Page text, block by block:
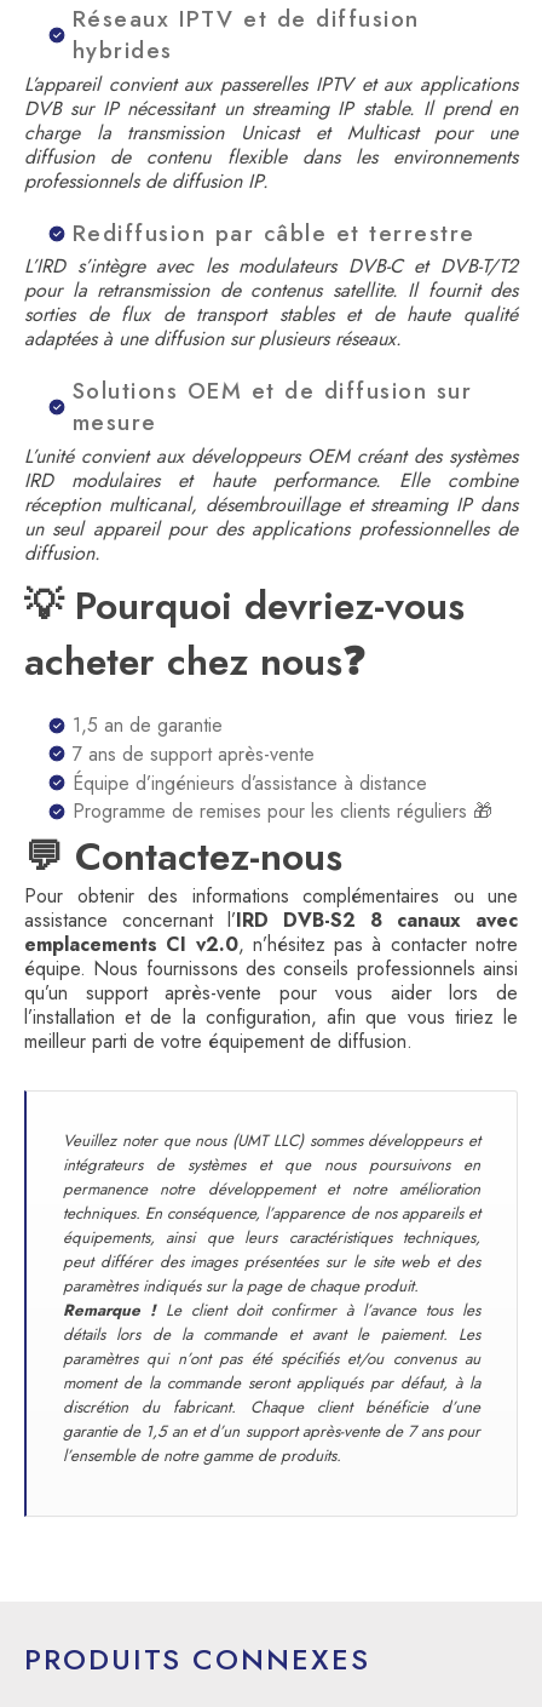
Réseaux IPTV et de diffusion
hybrides
L’appareil convient aux passerelles IPTV et aux applications
DVB sur IP nécessitant un streaming IP stable. Il prend en
charge la transmission Unicast et Multicast pour une
diffusion de contenu flexible dans les environnements
professionnels de diffusion IP.
Rediffusion par câble et terrestre
L’IRD s’intègre avec les modulateurs DVB-C et DVB-T/T2
pour la retransmission de contenus satellite. Il fournit des
sorties de flux de transport stables et de haute qualité
adaptées à une diffusion sur plusieurs réseaux.
Solutions OEM et de diffusion sur
mesure
L’unité convient aux développeurs OEM créant des systèmes
IRD modulaires et haute performance. Elle combine
réception multicanal, désembrouillage et streaming IP dans
un seul appareil pour des applications professionnelles de
diffusion.
💡 Pourquoi devriez-vous
acheter chez nous❓
1,5 an de garantie
7 ans de support après-vente
Équipe d’ingénieurs d’assistance à distance
Programme de remises pour les clients réguliers 🎁
💬 Contactez-nous
Pour obtenir des informations complémentaires ou une
assistance concernant l’IRD DVB-S2 8 canaux avec
emplacements CI v2.0, n’hésitez pas à contacter notre
équipe. Nous fournissons des conseils professionnels ainsi
qu’un support après-vente pour vous aider lors de
l’installation et de la configuration, afin que vous tiriez le
meilleur parti de votre équipement de diffusion.
Veuillez noter que nous (UMT LLC) sommes développeurs et
intégrateurs de systèmes et que nous poursuivons en
permanence notre développement et notre amélioration
techniques. En conséquence, l’apparence de nos appareils et
équipements, ainsi que leurs caractéristiques techniques,
peut différer des images présentées sur le site web et des
paramètres indiqués sur la page de chaque produit.
Remarque !Le client doit confirmer à l’avance tous les
détails lors de la commande et avant le paiement. Les
paramètres qui n’ont pas été spécifiés et/ou convenus au
moment de la commande seront appliqués par défaut, à la
discrétion du fabricant. Chaque client bénéficie d’une
garantie de 1,5 an et d’un support après-vente de 7 ans pour
l’ensemble de notre gamme de produits.
PRODUITS CONNEXES